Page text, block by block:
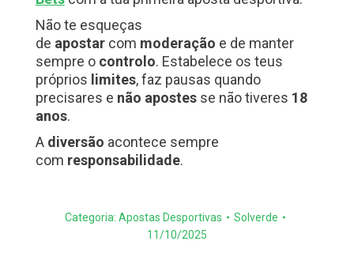
Não te esqueças
de apostarcom moderação e de manter
sempre o controlo. Estabelece os teus
próprios limites, faz pausas quando
precisares e não apostesse não tiveres 18
anos.
A diversão acontece sempre
com responsabilidade.
Categoria: Apostas Desportivas
Solverde
11/10/2025